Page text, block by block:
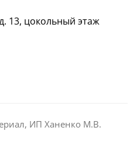
13, цокольный этаж
ИП Ханенко М.В.